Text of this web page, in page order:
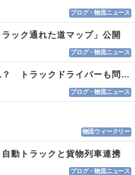
ブログ・物流ニュース
ック通れた道マップ」公開
ブログ・物流ニュース
自転車が従う信号はどれ？ トラックドライバーも問われる認識
ブログ・物流ニュース
物流ウィークリー
動トラックと貨物列車連携
ブログ・物流ニュース